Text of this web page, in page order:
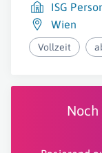
ISG
Wien
Vollzeit